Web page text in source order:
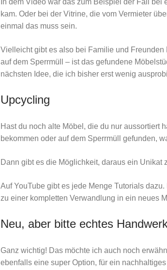
In dem Video war das zum Beispiel der Fall
kam. Oder bei der Vitrine, die vom Vermieter
einmal das muss sein.
Vielleicht gibt es also bei Familie und
auf dem Sperrmüll – ist das gefundene
nächsten Idee, die ich bisher erst wenig
Upcycling
Hast du noch alte Möbel, die du nur aussortiert
bekommen oder auf dem Sperrmüll gefunden,
Dann gibt es die Möglichkeit, daraus ein Unikat
Auf YouTube gibt es jede Menge Tutorials
zu einer kompletten Verwandlung in ein neues
Neu, aber bitte echtes
Ganz wichtig! Das möchte ich auch noch
ebenfalls eine super Option, für ein